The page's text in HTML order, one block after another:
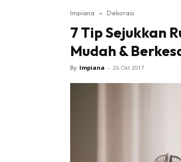
Impiana » Dekorasi
7 Tip Sejukkan
Mudah &
By Impiana - 26 Okt 2017